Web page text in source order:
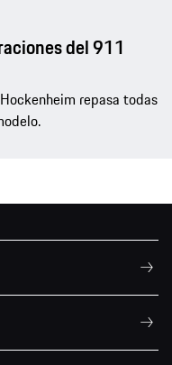
del 911
repasa todas